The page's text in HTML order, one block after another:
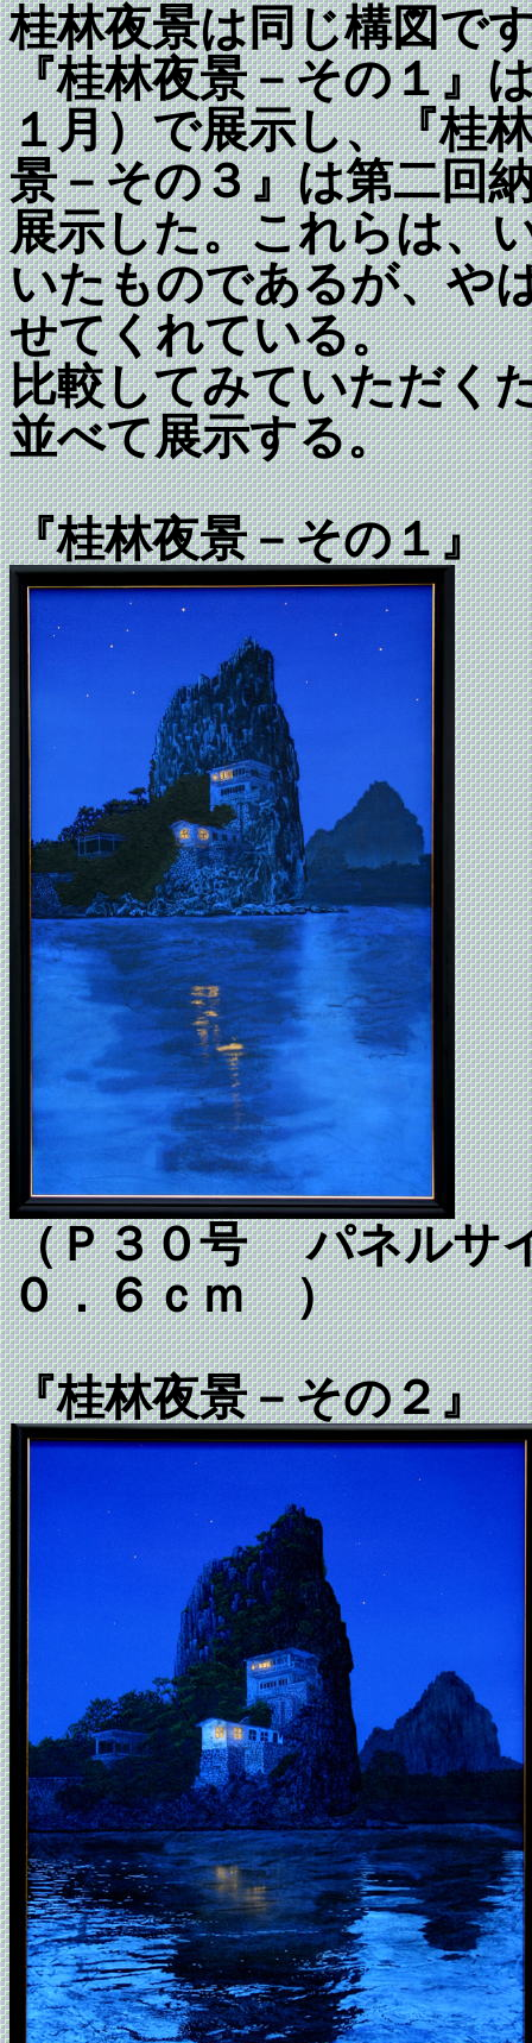
桂林夜景は同じ構図で
『桂林夜景－その１』
１月）で展示し、『桂
景－その３』は第二回
展示した。これらは、
いたものであるが、や
せてくれている。
比較してみていただく
並べて展示する。
『桂林夜景－その１』
（Ｐ３０号 パネル
０．６ｃｍ ）
『桂林夜景－その２』